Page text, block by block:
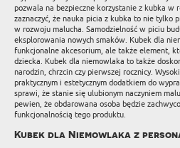
pozwala na bezpieczne korzystanie z kubka w
zaznaczyć, że nauka picia z kubka to nie tylko
w rozwoju malucha. Samodzielność w piciu
eksplorowania nowych smaków. Kubek dla
funkcjonalne akcesorium, ale także element,
dziecka. Kubek dla niemowlaka to także
narodzin, chrzcin czy pierwszej rocznicy.
praktycznym i estetycznym dodatkiem do
sprawi, że stanie się ulubionym naczyniem
pewien, że obdarowana osoba będzie
funkcjonalnością tego produktu.
Kubek dla Niemowlaka z